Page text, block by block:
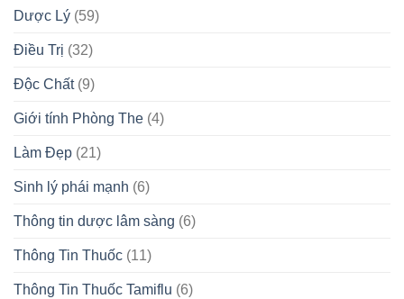
Dược Lý (59)
Điều Trị (32)
Độc Chất(9)
Giới tính Phòng The (4)
Làm Đẹp (21)
Sinh lý phái mạnh (6)
Thông tin dược lâm sàng (6)
Thông Tin Thuốc (11)
Thông Tin Thuốc Tamiflu (6)